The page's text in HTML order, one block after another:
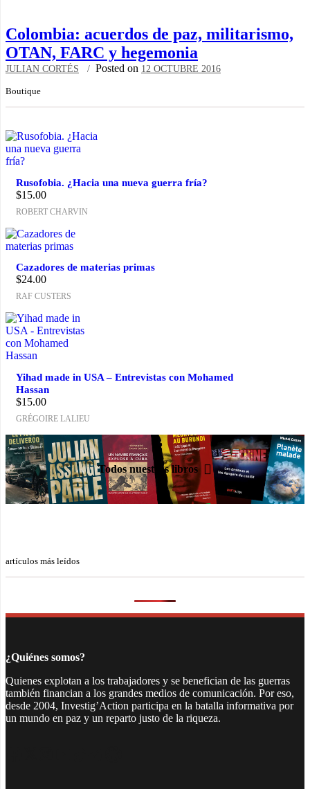
Colombia: acuerdos de paz, militarismo,
OTAN, FARC y hegemonia
JULIAN CORTÉS Posted on 12 OCTUBRE 2016
Boutique
Rusofobia. ¿Hacia una nueva guerra fría?
$15.00
ROBERT CHARVIN
Cazadores de materias primas
$24.00
RAF CUSTERS
Yihad made in USA – Entrevistas con Mohamed
Hassan
$15.00
GRÉGOIRE LALIEU
Todos nuestros libros
artículos más leídos
¿Quiénes somos?
Quienes explotan a los trabajadores y se benefician de las guerras
también financian a los grandes medios de comunicación. Por eso,
desde 2004, Investig’Action participa en la batalla informativa por
un mundo en paz y un reparto justo de la riqueza.